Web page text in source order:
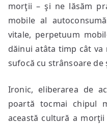
morţii – şi ne lăsăm
mobile al
vitale, perpetuum
dăinui atâta timp cât va
sufocă cu strânsoare de
Ironic, eliberarea de
poartă tocmai chipul
această cultură a